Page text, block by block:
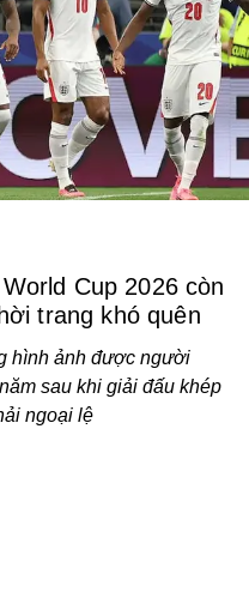
Cup 2026 còn
trang khó quên
hình ảnh được người
sau khi giải đấu khép
ngoại lệ